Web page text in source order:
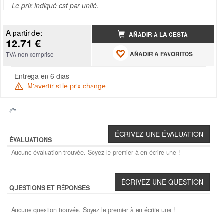
Le prix indiqué est par unité.
À partir de:
12.71 €
TVA non comprise
AÑADIR A LA CESTA
AÑADIR A FAVORITOS
Entrega en 6 días
M'avertir si le prix change.
ÉVALUATIONS
Aucune évaluation trouvée. Soyez le premier à en écrire une !
QUESTIONS ET RÉPONSES
Aucune question trouvée. Soyez le premier à en écrire une !